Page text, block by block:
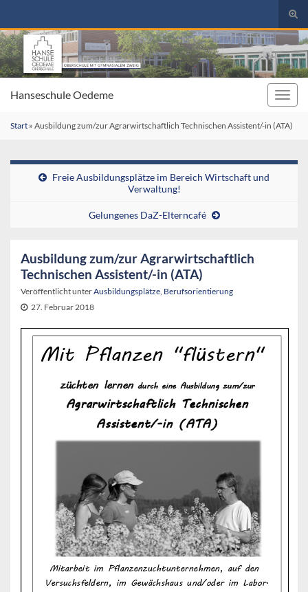
Search for:
Hanseschule Oedeme
Start » Ausbildung zum/zur Agrarwirtschaftlich Technischen Assistent/-in (ATA)
Freie Ausbildungsplätze im Bereich Wirtschaft und
Verwaltung!
Gelungenes DaZ-Elterncafé
Ausbildung zum/zur Agrarwirtschaftlich
Technischen Assistent/-in (ATA)
Veröffentlicht unterAusbildungsplätze, Berufsorientierung
27. Februar 2018